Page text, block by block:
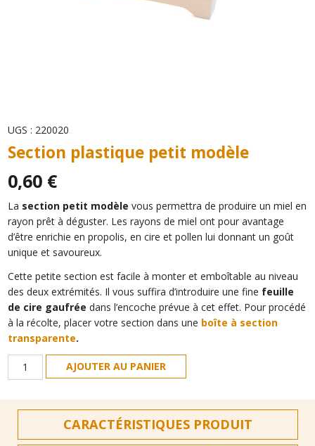
UGS : 220020
Section plastique petit modèle
0,60 €
La section petit modèle vous permettra de produire un miel en
rayon prêt à déguster. Les rayons de miel ont pour avantage
d’être enrichie en propolis, en cire et pollen lui donnant un goût
unique et savoureux.
Cette petite section est facile à monter et emboîtable au niveau
des deux extrémités. Il vous suffira d’introduire une fine feuille
de cire gaufrée dans l’encoche prévue à cet effet. Pour procédé
à la récolte, placer votre section dans une boîte à section
transparente.
quantité
de
plastique
modèle
AJOUTER AU PANIER
CARACTÉRISTIQUES PRODUIT